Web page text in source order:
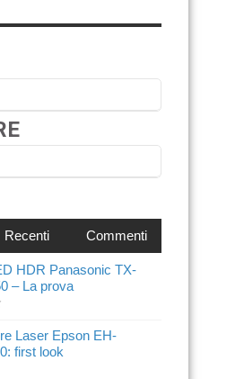
Recenti Commenti
HDR Panasonic TX-
– La prova
Laser Epson EH-
first look